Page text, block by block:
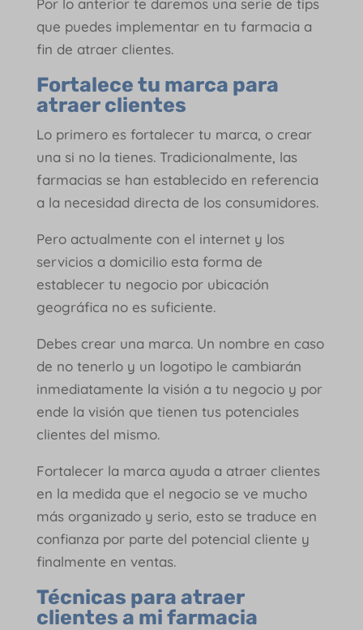
Por lo anterior te daremos una serie de tips
que puedes implementar en tu farmacia a
fin de atraer clientes.
Fortalece tu marca para
atraer clientes
Lo primero es fortalecer tu marca, o crear
una si no la tienes. Tradicionalmente, las
farmacias se han establecido en referencia
a la necesidad directa de los consumidores.
Pero actualmente con el internet y los
servicios a domicilio esta forma de
establecer tu negocio por ubicación
geográfica no es suficiente.
Debes crear una marca. Un nombre en caso
de no tenerlo y un logotipo le cambiarán
inmediatamente la visión a tu negocio y por
ende la visión que tienen tus potenciales
clientes del mismo.
Fortalecer la marca ayuda a atraer clientes
en la medida que el negocio se ve mucho
más organizado y serio, esto se traduce en
confianza por parte del potencial cliente y
finalmente en ventas.
Técnicas para atraer
clientes a mi farmacia